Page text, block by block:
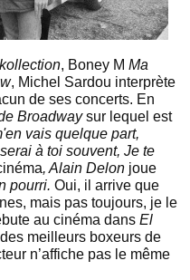
, Boney M Ma
, Michel Sardou interprète
de ses concerts. En
Broadwaysur lequel est
vais quelque part,
à toi souvent, Je te
, Alain Delon joue
pourri. Oui, il arrive que
mais pas toujours, je le
au cinéma dans El
meilleurs boxeurs de
n’affiche pas le même